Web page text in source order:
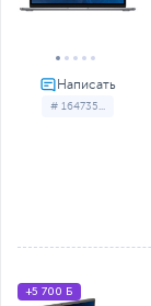
# 164735...
+5 700 Б